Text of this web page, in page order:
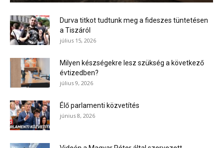
Durva titkot tudtunk meg a fideszes tüntetésen
a Tiszáról
július 15, 2026
Milyen készségekre lesz szükség a következő
évtizedben?
július 9, 2026
Élő parlamenti közvetítés
június 8, 2026